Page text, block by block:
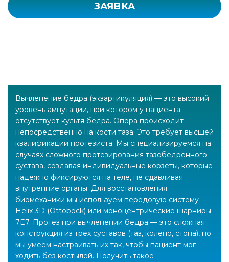
ЗАЯВКА
Вычленение бедра (экзартикуляция) — это высокий
уровень ампутации, при котором у пациента
отсутствует культя бедра. Опора происходит
непосредственно на кости таза. Это требует высшей
квалификации протезиста. Мы специализируемся на
случаях сложного протезирования тазобедренного
сустава, создавая индивидуальные корзеты, которые
надежно фиксируются на теле, не сдавливая
внутренние органы. Для восстановления
биомеханики мы используем передовую систему
Helix 3D (Ottobock) или моноцентрические шарниры
7E7. Протез при вычленении бедра — это сложная
конструкция из трех суставов (таз, колено, стопа), но
мы умеем настраивать их так, чтобы пациент мог
ходить без костылей. Получить такое